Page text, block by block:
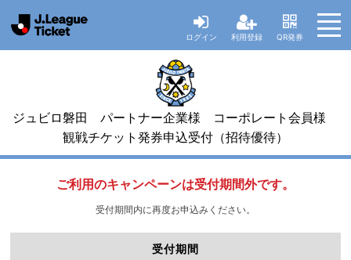
ログイン 利用登録 QR発券
ジュビロ磐田 パートナー企業様 コーポレート会員様
観戦チケット発券申込受付（招待優待）
ご利用のキャンペーンは受付期間外です。
受付期間内に再度お申込みください。
受付期間